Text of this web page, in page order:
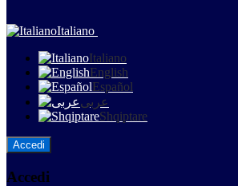
Italiano
Italiano
English
Español
عربى
Shqiptare
Accedi
Accedi